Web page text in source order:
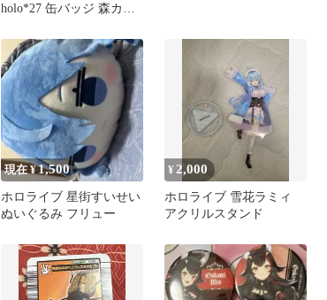
holo*27 缶バッジ 森カリ
現在 ¥1,500
ホロライブ 星街すいせい
ぬいぐるみ フリュー
¥ 2,000
ホロライブ 雪花ラミィ
アクリルスタンド